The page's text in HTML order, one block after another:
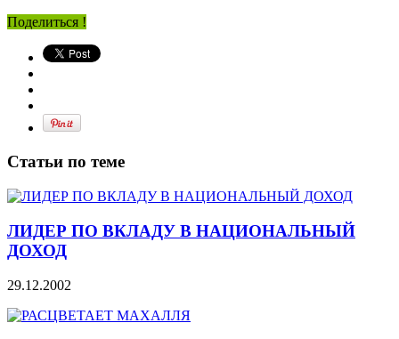
Поделиться !
Статьи по теме
ЛИДЕР ПО ВКЛАДУ В НАЦИОНАЛЬНЫЙ
ДОХОД
29.12.2002